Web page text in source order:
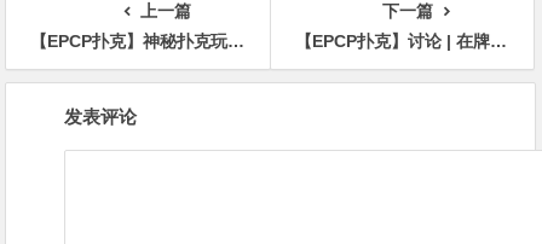
上一篇
【EPCP扑克】神秘扑克玩家在 Hustler Casino Live 上错误盖掉顺子，损失54万刀底池
下一篇
【EPCP扑克】讨论 | 在牌桌上如何记录玩家笔记
发表评论